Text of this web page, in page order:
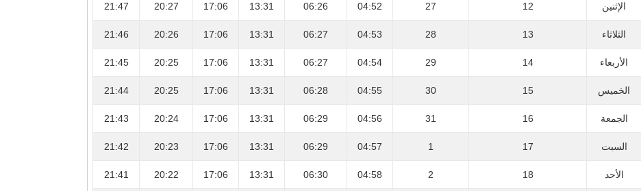
الإثنين 12
27
04:52
06:26
13:31
17:06
20:27
21:47
الثلاثاء 13
28
04:53
06:27
13:31
17:06
20:26
21:46
الأربعاء 14
29
04:54
06:27
13:31
17:06
20:25
21:45
الخميس 15
30
04:55
06:28
13:31
17:06
20:25
21:44
الجمعة 16
31
04:56
06:29
13:31
17:06
20:24
21:43
السبت 17
1
04:57
06:29
13:31
17:06
20:23
21:42
الأحد 18
2
04:58
06:30
13:31
17:06
20:22
21:41